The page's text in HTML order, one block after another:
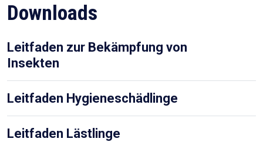
Downloads
Leitfaden zur Bekämpfung von
Insekten
Leitfaden Hygieneschädlinge
Leitfaden Lästlinge